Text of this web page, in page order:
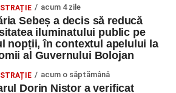
au fost transportate la Spitalul
Alba Iulia pentru acordarea
specialitate.
nu au putut fi testați cu aparatul
care le-au fost prelevate mostre
acum 4 zile
Sebeș a decis să reducă
iluminatului public pe
nopții, în contextul apelului la
al Guvernului Bolojan
acum o săptămână
Dorin Nistor a verificat